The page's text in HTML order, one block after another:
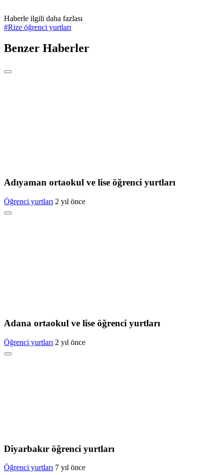
Haberle ilgili daha fazlası
#Rize öğrenci yurtları
Benzer Haberler
Adıyaman ortaokul ve lise öğrenci yurtları
Öğrenci yurtları 2 yıl önce
Adana ortaokul ve lise öğrenci yurtları
Öğrenci yurtları 2 yıl önce
Diyarbakır öğrenci yurtları
Öğrenci yurtları 7 yıl önce